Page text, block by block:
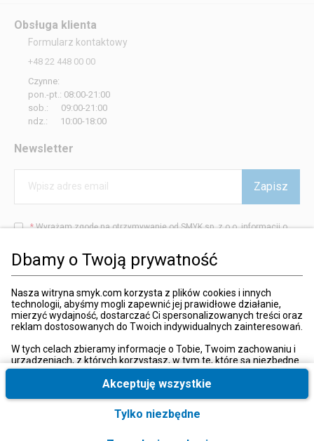
Dbamy o Twoją prywatność
Nasza witryna smyk.com korzysta z plików cookies i innych
technologii, abyśmy mogli zapewnić jej prawidłowe działanie,
mierzyć wydajność, dostarczać Ci spersonalizowanych treści oraz
reklam dostosowanych do Twoich indywidualnych zainteresowań.
W tych celach zbieramy informacje o Tobie, Twoim zachowaniu i
urządzeniach, z których korzystasz, w tym te, które są niezbędne
do prawidłowego funkcjonowania strony internetowej smyk.com.
Te niezbędne pliki cookies możesz wyłączyć zmieniając
Tylko niezbędne
Akceptuję wszystkie
Obsługa klienta
Formularz kontaktowy
+48 22 448 00 00
Czynne:
pon.-pt.: 08:00-21:00
sob.: 09:00-21:00
ndz.: 10:00-18:00
Newsletter
Wpisz adres email Zapisz
*Wyrażam zgodę na otrzymywanie od SMYK sp. z o.o. informacji o
elektronicznej (e-mail).
W każdej chwili możesz z łatwością cofnąć wyrażone zgody.
Kraj i język: Polska (Poland)
© 2026, SMYK sp. z o.o.